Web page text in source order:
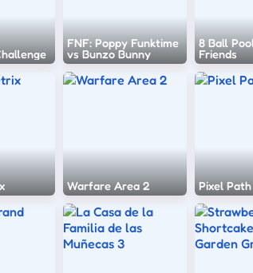
FNF: Poppy Funktime
vs Bunzo Bunny
8 Ball
Friends
Warfare Area 2 Pixel Path